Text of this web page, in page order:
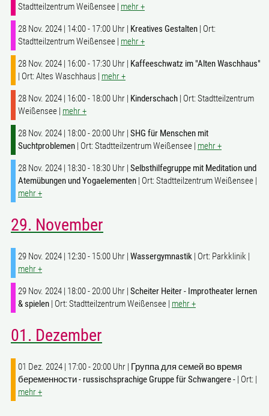
Stadtteilzentrum Weißensee | mehr +
28 Nov. 2024 | 14:00 - 17:00 Uhr | Kreatives Gestalten | Ort:
Stadtteilzentrum Weißensee | mehr +
28 Nov. 2024 | 16:00 - 17:30 Uhr | Kaffeeschwatz im "Alten Waschhaus"
| Ort: Altes Waschhaus | mehr +
28 Nov. 2024 | 16:00 - 18:00 Uhr | Kinderschach | Ort: Stadtteilzentrum
Weißensee | mehr +
28 Nov. 2024 | 18:00 - 20:00 Uhr | SHG für Menschen mit
Suchtproblemen | Ort: Stadtteilzentrum Weißensee | mehr +
28 Nov. 2024 | 18:30 - 18:30 Uhr | Selbsthilfegruppe mit Meditation und
Atemübungen und Yogaelementen | Ort: Stadtteilzentrum Weißensee |
mehr +
29. November
29 Nov. 2024 | 12:30 - 15:00 Uhr | Wassergymnastik | Ort: Parkklinik |
mehr +
29 Nov. 2024 | 18:00 - 20:00 Uhr | Scheiter Heiter - Improtheater lernen
& spielen | Ort: Stadtteilzentrum Weißensee | mehr +
01. Dezember
01 Dez. 2024 | 17:00 - 20:00 Uhr | Группа для семей во время
беременности - russischsprachige Gruppe für Schwangere - | Ort: |
mehr +